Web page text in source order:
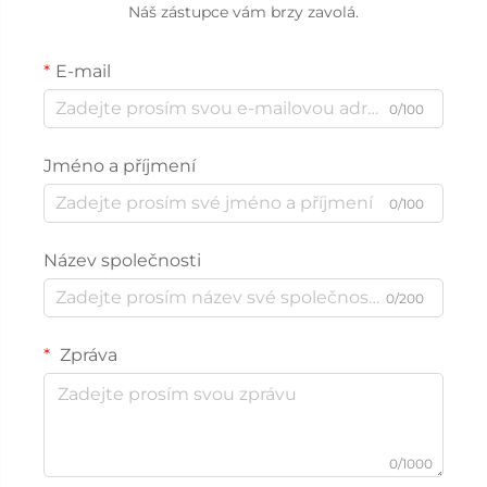
Náš zástupce vám brzy zavolá.
E-mail
0/100
Jméno a příjmení
0/100
Název společnosti
0/200
Zpráva
0/1000